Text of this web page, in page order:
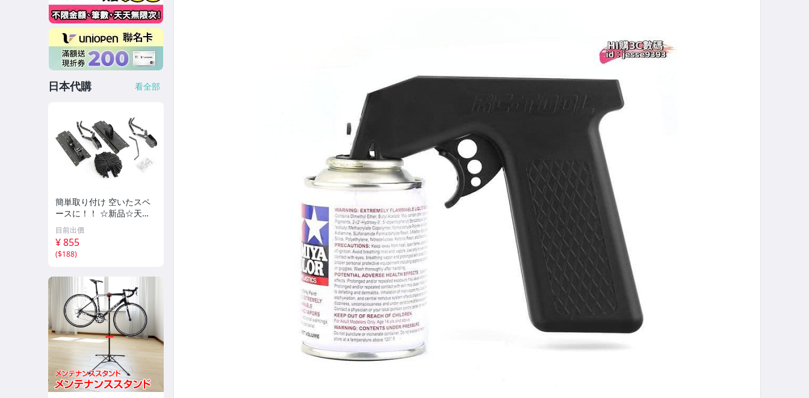
日本代購 看全部
簡単取り付け 空いたスペ
ースに！！ ☆新品☆天吊
りタイプ バイク 自転車ス
タンド ディスプレイスタ
ンド 展示スタンド リフト
ラック
目前出價
¥ 855
($188)